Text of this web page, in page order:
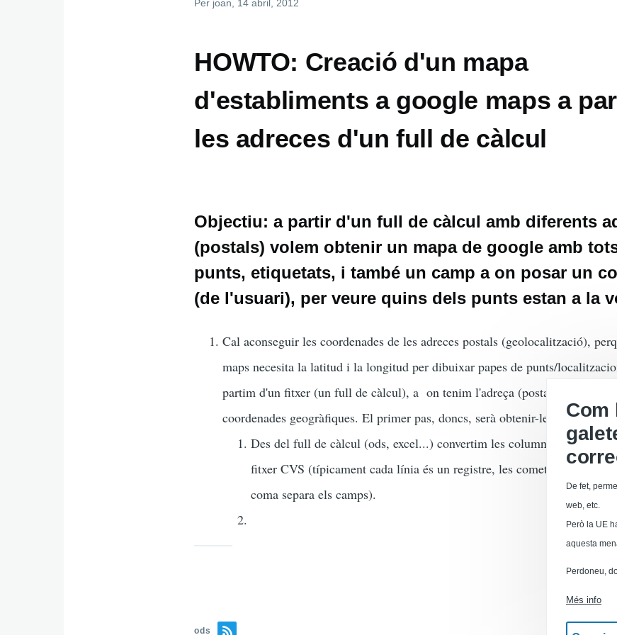
Per joan , 14 abril, 2012
HOWTO: Creació d'un mapa
d'establiments a google maps a
les adreces d'un full de càlcul
Objectiu: a partir d'un full de càlcul amb diferents
(postals) volem obtenir un mapa de google amb
punts, etiquetats, i també un camp a on posar un
(de l'usuari), per veure quins dels punts estan a la
Cal aconseguir les coordenades de les adreces postals (geolocalització),
maps necesita la latitud i la longitud per dibuixar papes de punts/
partim d'un fitxer (un full de càlcul), a on tenim l'adreça (postal) però no pas
coordenades geogràfiques. El primer pas, doncs, serà obtenir-les.
Des del full de càlcul (ods, excel...) convertim les columnes que ens
fitxer CVS (típicament cada línia és un registre, les cometes engloben
coma separa els camps).
ods
Com
De fet,
web, etc.
Però la UE
aquesta
Perdoneu,
Més info